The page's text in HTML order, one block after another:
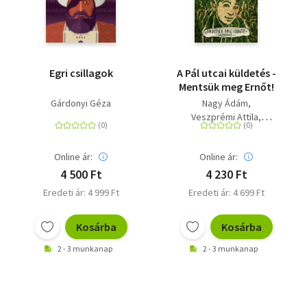
Egri csillagok
Gárdonyi Géza
Online ár:
4 500 Ft
Eredeti ár: 4 999 Ft
Kosárba
2 - 3 munkanap
A Pál utcai küldetés -
Mentsük meg Ernőt!
Nagy Ádám
Veszprémi Attila
Trencsényi László
Online ár:
4 230 Ft
Eredeti ár: 4 699 Ft
Kosárba
2 - 3 munkanap